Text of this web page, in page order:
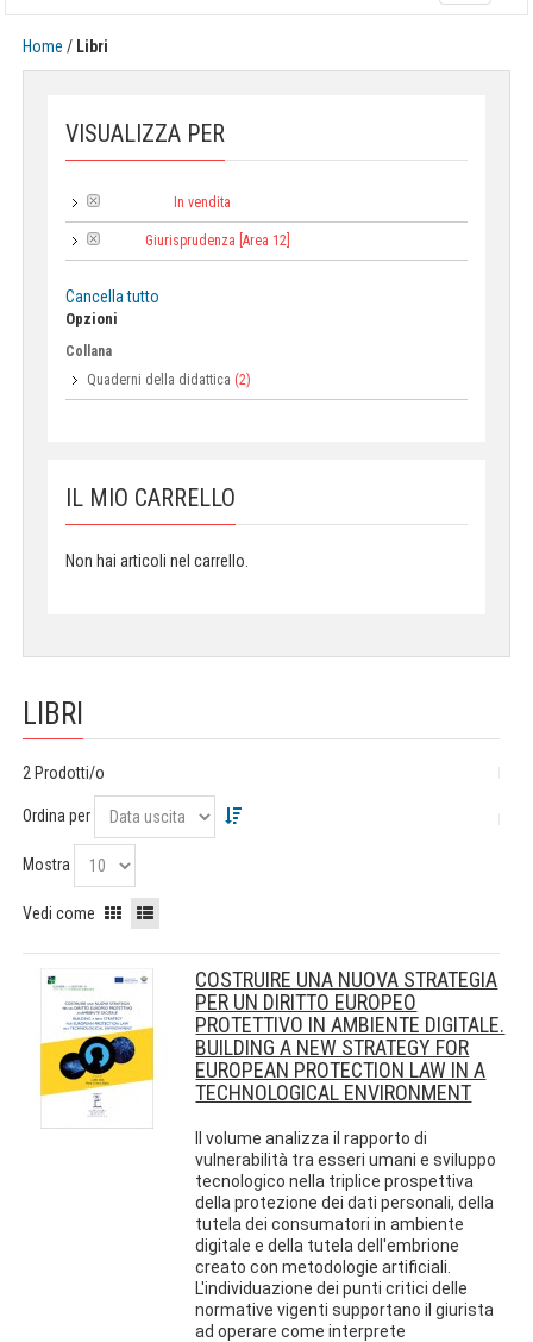
navigation
Home / Libri
VISUALIZZA PER
In vendita
Giurisprudenza [Area 12]
Cancella tutto
Opzioni
Collana
Quaderni della didattica (2)
IL MIO CARRELLO
Non hai articoli nel carrello.
LIBRI
2 Prodotti/o
Ordina per
Mostra
Vedi come
COSTRUIRE UNA NUOVA STRATEGIA
PER UN DIRITTO EUROPEO
PROTETTIVO IN AMBIENTE DIGITALE.
BUILDING A NEW STRATEGY FOR
EUROPEAN PROTECTION LAW IN A
TECHNOLOGICAL ENVIRONMENT
Il volume analizza il rapporto di
vulnerabilità tra esseri umani e sviluppo
tecnologico nella triplice prospettiva
della protezione dei dati personali, della
tutela dei consumatori in ambiente
digitale e della tutela dell'embrione
creato con metodologie artificiali.
L'individuazione dei punti critici delle
normative vigenti supportano il giurista
ad operare come interprete